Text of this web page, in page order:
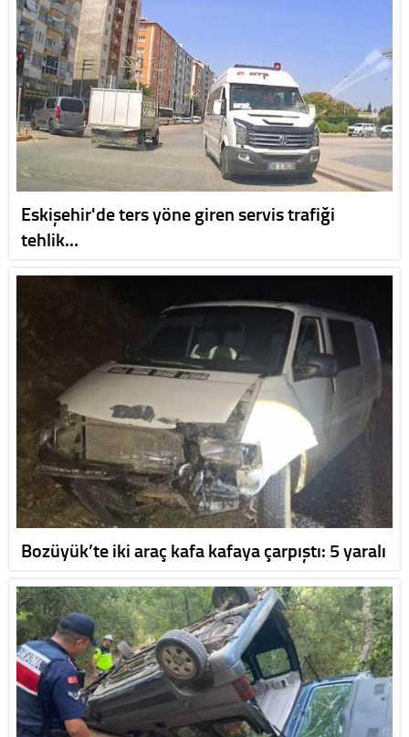
Eskişehir'de ters yöne giren servis trafiği
tehlik…
Bozüyük’te iki araç kafa kafaya çarpıştı: 5 yaralı